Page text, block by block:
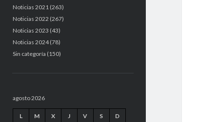
Noticias 2021(263)
Noticias 2022 (267)
Noticias 2023 (43)
Noticias 2024(78)
Sin categoría (150)
agosto 2026
L M X J V S D